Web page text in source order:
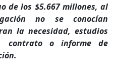
de los $5.667 millones, al
no se conocían
la necesidad, estudios
contrato o informe de